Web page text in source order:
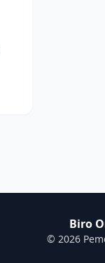
Biro
© 2026